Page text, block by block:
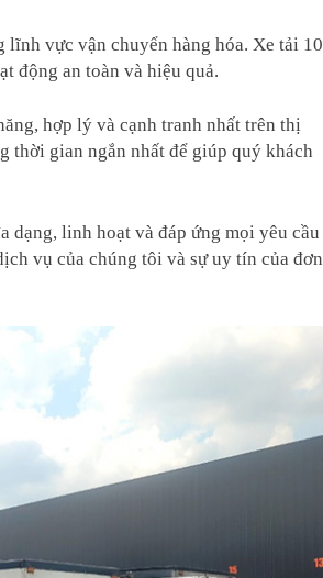
vực vận chuyển hàng hóa. Xe tải 10
động an toàn và hiệu quả.
hợp lý và cạnh tranh nhất trên thị
thời gian ngắn nhất để giúp quý khách
dạng, linh hoạt và đáp ứng mọi yêu cầu
vụ của chúng tôi và sự uy tín của đơn